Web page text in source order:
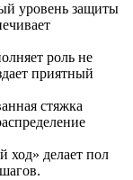
уровень защиты
роль не
приятный
стяжка
делает пол